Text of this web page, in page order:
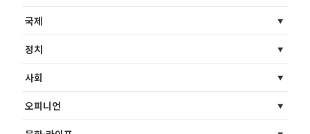
국제
정치
사회
오피니언